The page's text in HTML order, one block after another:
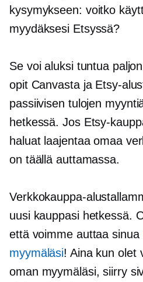
kysymykseen: voitko
myydäksesi Etsyssä?
Se voi aluksi tuntua
opit Canvasta ja Etsy-
passiivisen tulojen
hetkessä. Jos Etsy-
haluat laajentaa omaa
on täällä auttamassa.
Verkkokauppa-
uusi kauppasi hetkessä.
että voimme auttaa sinua
myymäläsi! Aina kun olet
oman myymäläsi, siirry